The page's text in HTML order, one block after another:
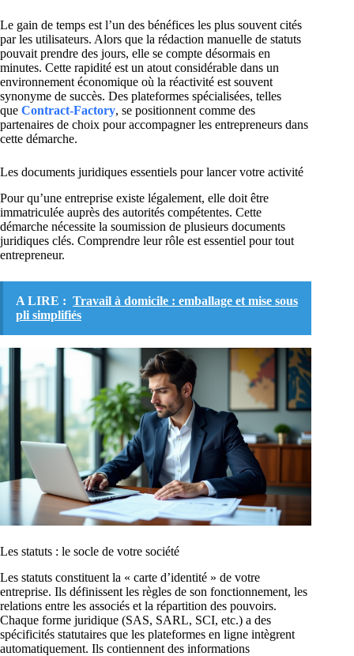
Le gain de temps est l’un des bénéfices les plus souvent cités
par les utilisateurs. Alors que la rédaction manuelle de statuts
pouvait prendre des jours, elle se compte désormais en
minutes. Cette rapidité est un atout considérable dans un
environnement économique où la réactivité est souvent
synonyme de succès. Des plateformes spécialisées, telles
que Contract-Factory, se positionnent comme des
partenaires de choix pour accompagner les entrepreneurs dans
cette démarche.
Les documents juridiques essentiels pour lancer votre activité
Pour qu’une entreprise existe légalement, elle doit être
immatriculée auprès des autorités compétentes. Cette
démarche nécessite la soumission de plusieurs documents
juridiques clés. Comprendre leur rôle est essentiel pour tout
entrepreneur.
A LIRE : Travail à domicile : emballage et mise sous
pli simplifiés
Les statuts : le socle de votre société
Les statuts constituent la « carte d’identité » de votre
entreprise. Ils définissent les règles de son fonctionnement, les
relations entre les associés et la répartition des pouvoirs.
Chaque forme juridique (SAS, SARL, SCI, etc.) a des
spécificités statutaires que les plateformes en ligne intègrent
automatiquement. Ils contiennent des informations